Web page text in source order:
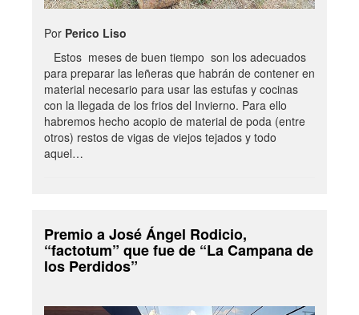
Por Perico Liso
Estos meses de buen tiempo son los adecuados
para preparar las leñeras que habrán de contener en
material necesario para usar las estufas y cocinas
con la llegada de los frios del Invierno. Para ello
habremos hecho acopio de material de poda (entre
otros) restos de vigas de viejos tejados y todo
aquel…
Premio a José Ángel Rodicio,
“factotum” que fue de “La Campana de
los Perdidos”